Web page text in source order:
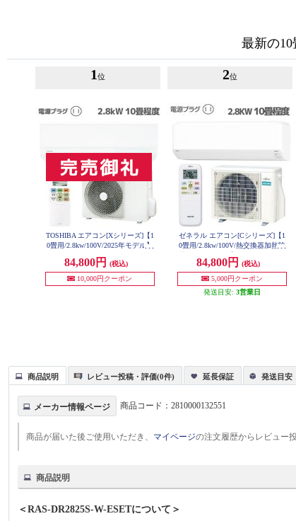
最新の
1 位
TOSHIBA エアコン[Xシリーズ]【1
0畳用/2.8kw/100V/2025年モデル】
84,800円
(税込)
10,000円クーポン
2位
ゼネラル エアコン[Cシリーズ]【1
0畳用/2.8kw/100V/熱交換器加熱除
SET
84,800円
(税込)
5,000円クーポン
発送目安: 3営業日
商品説明 レビュー投稿・評価(0件) 延長保証 発送目安
メーカー情報ページ 商品コード：2810000132551
商品が届いた後ご使用いただき、 マイページの注文履歴からレビュー
商品説明
＜RAS-DR2825S-W-ESETについて＞